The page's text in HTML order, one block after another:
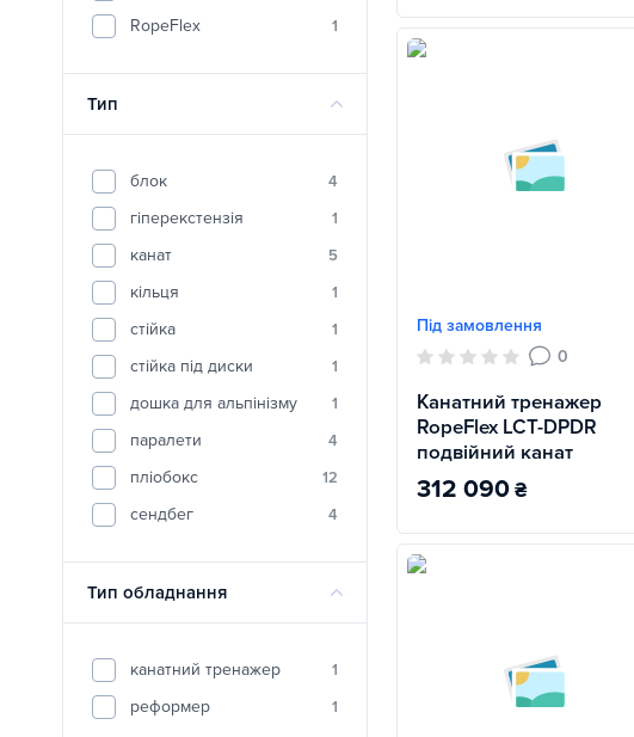
Під замовлення
0
Канатний тренажер
RopeFlex LCT-DPDR
подвійний канат
312 090₴
RopeFlex 1
Тип
блок 4
гіперекстензія 1
канат 5
кільця 1
стійка 1
стійка під диски 1
дошка для альпінізму 1
паралети 4
пліобокс 12
сендбег 4
Тип обладнання
канатний тренажер 1
реформер 1